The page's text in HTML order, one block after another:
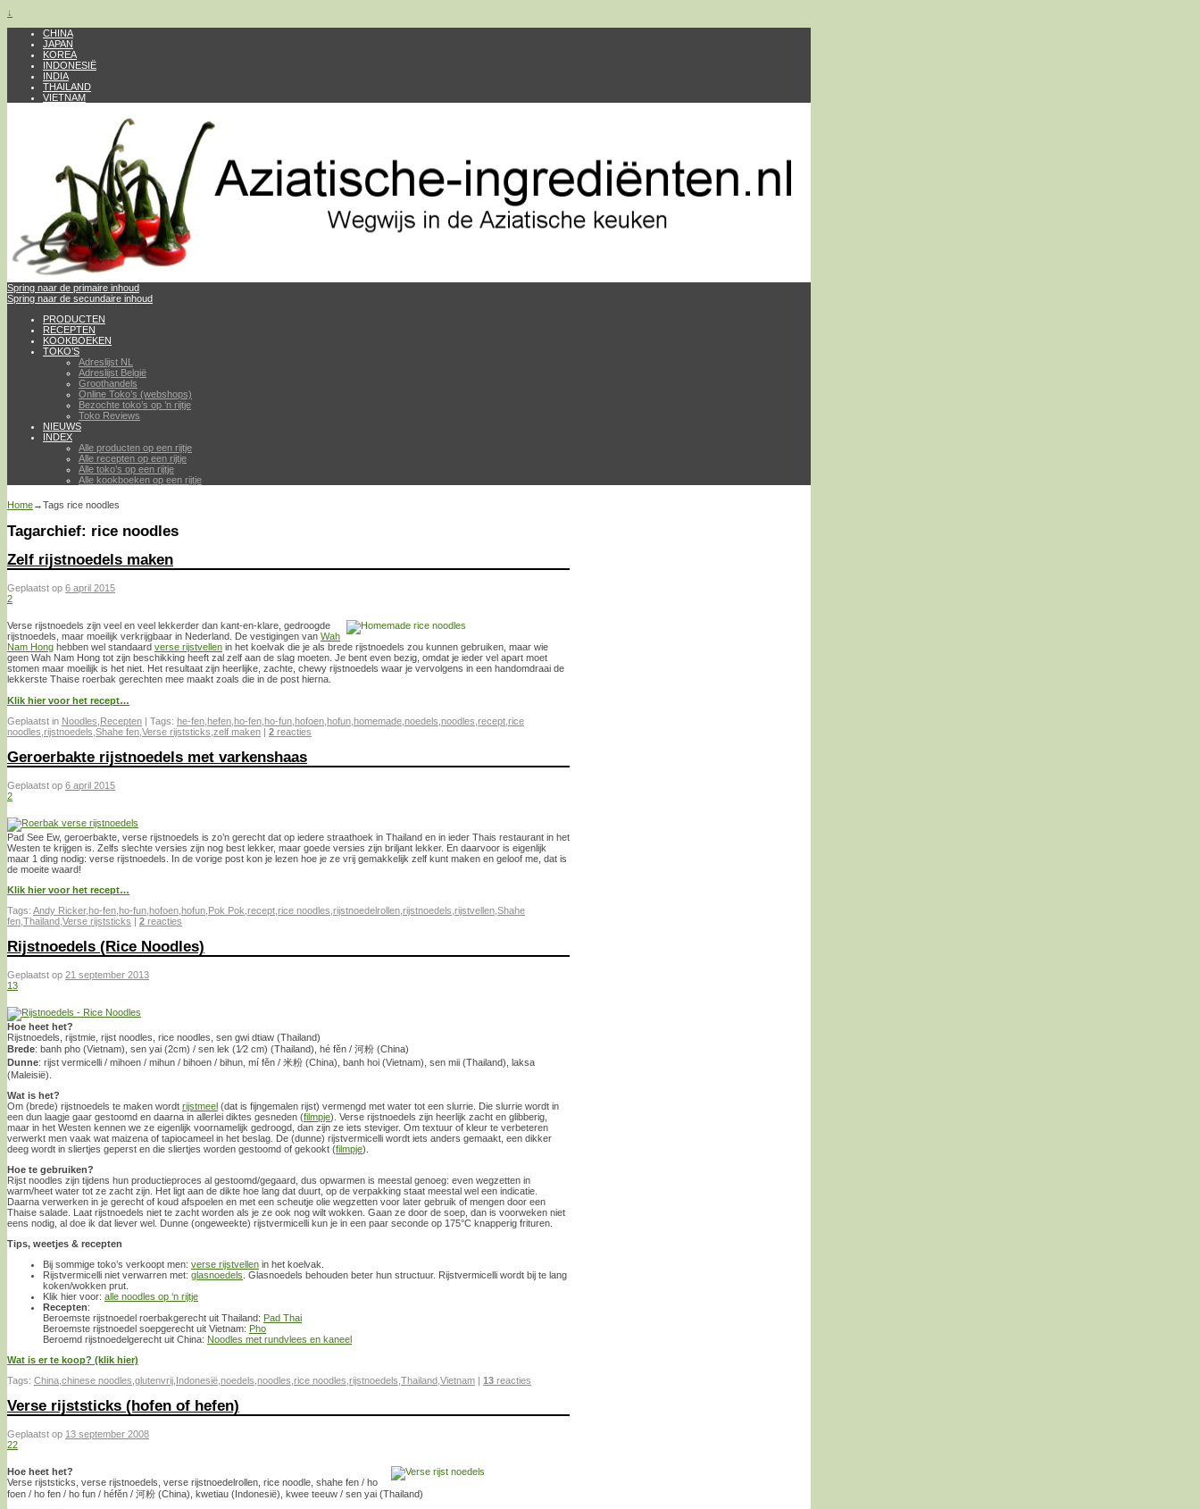
↓
CHINA
JAPAN
KOREA
INDONESIË
INDIA
THAILAND
VIETNAM
Spring naar de primaire inhoud
Spring naar de secundaire inhoud
PRODUCTEN
RECEPTEN
KOOKBOEKEN
TOKO’S
Adreslijst NL
Adreslijst België
Groothandels
Online Toko’s (webshops)
Bezochte toko’s op ’n rijtje
Toko Reviews
NIEUWS
INDEX
Alle producten op een rijtje
Alle recepten op een rijtje
Alle toko’s op een rijtje
Alle kookboeken op een rijtje
Home→Tags rice noodles
Tagarchief: rice noodles
Zelf rijstnoedels maken
Geplaatst op 6 april 2015
2
Verse rijstnoedels zijn veel en veel lekkerder dan kant-en-klare, gedroogde
rijstnoedels, maar moeilijk verkrijgbaar in Nederland. De vestigingen van Wah
Nam Hong hebben wel standaard verse rijstvellen in het koelvak die je als brede rijstnoedels zou kunnen gebruiken, maar wie
geen Wah Nam Hong tot zijn beschikking heeft zal zelf aan de slag moeten. Je bent even bezig, omdat je ieder vel apart moet
stomen maar moeilijk is het niet. Het resultaat zijn heerlijke, zachte, chewy rijstnoedels waar je vervolgens in een handomdraai de
lekkerste Thaise roerbak gerechten mee maakt zoals die in de post hierna.
Klik hier voor het recept…
Geplaatst in Noodles Recepten | Tags: he-fen hefen ho-fen ho-fun hofoen hofun homemade noedels noodles recept rice
noodles rijstnoedels Shahe fen Verse rijststicks zelf maken | 2 reacties
Geroerbakte rijstnoedels met varkenshaas
Geplaatst op 6 april 2015
2
Pad See Ew, geroerbakte, verse rijstnoedels is zo’n gerecht dat op iedere straathoek in Thailand en in ieder Thais restaurant in het
Westen te krijgen is. Zelfs slechte versies zijn nog best lekker, maar goede versies zijn briljant lekker. En daarvoor is eigenlijk
maar 1 ding nodig: verse rijstnoedels. In de vorige post kon je lezen hoe je ze vrij gemakkelijk zelf kunt maken en geloof me, dat is
de moeite waard!
Klik hier voor het recept…
Tags: Andy Ricker,ho-fen ho-fun hofoen hofun Pok Pok recept rice noodles rijstnoedelrollen rijstnoedels rijstvellen Shahe
fen Thailand Verse rijststicks | 2 reacties
Rijstnoedels (Rice Noodles)
Geplaatst op 21 september 2013
13
Hoe heet het?
Rijstnoedels, rijstmie, rijst noodles, rice noodles, sen gwi dtiaw (Thailand)
Brede: banh pho (Vietnam), sen yai (2cm) / sen lek (1⁄2 cm) (Thailand), hé fěn / 河粉 (China)
Dunne: rijst vermicelli / mihoen / mihun / bihoen / bihun, mí fěn / 米粉 (China), banh hoi (Vietnam), sen mii (Thailand), laksa
(Maleisië).
Wat is het?
Om (brede) rijstnoedels te maken wordt rijstmeel (dat is fijngemalen rijst) vermengd met water tot een slurrie. Die slurrie wordt in
een dun laagje gaar gestoomd en daarna in allerlei diktes gesneden (filmpje). Verse rijstnoedels zijn heerlijk zacht en glibberig,
maar in het Westen kennen we ze eigenlijk voornamelijk gedroogd, dan zijn ze iets steviger. Om textuur of kleur te verbeteren
verwerkt men vaak wat maizena of tapiocameel in het beslag. De (dunne) rijstvermicelli wordt iets anders gemaakt, een dikker
deeg wordt in sliertjes geperst en die sliertjes worden gestoomd of gekookt (filmpje).
Hoe te gebruiken?
Rijst noodles zijn tijdens hun productieproces al gestoomd/gegaard, dus opwarmen is meestal genoeg: even wegzetten in
warm/heet water tot ze zacht zijn. Het ligt aan de dikte hoe lang dat duurt, op de verpakking staat meestal wel een indicatie.
Daarna verwerken in je gerecht of koud afspoelen en met een scheutje olie wegzetten voor later gebruik of mengen door een
Thaise salade. Laat rijstnoedels niet te zacht worden als je ze ook nog wilt wokken. Gaan ze door de soep, dan is voorweken niet
eens nodig, al doe ik dat liever wel. Dunne (ongeweekte) rijstvermicelli kun je in een paar seconde op 175°C knapperig frituren.
Tips, weetjes & recepten
Bij sommige toko’s verkoopt men: verse rijstvellen in het koelvak.
Rijstvermicelli niet verwarren met: glasnoedels . Glasnoedels behouden beter hun structuur. Rijstvermicelli wordt bij te lang
koken/wokken prut.
Klik hier voor: alle noodles op ‘n rijtje
Recepten:
Beroemste rijstnoedel roerbakgerecht uit Thailand: Pad Thai
Beroemste rijstnoedel soepgerecht uit Vietnam: Pho
Beroemd rijstnoedelgerecht uit China: Noodles met rundvlees en kaneel
Wat is er te koop? (klik hier)
Tags: China chinese noodles glutenvrij Indonesië noedels noodles rice noodles rijstnoedels Thailand Vietnam | 13 reacties
Verse rijststicks (hofen of hefen)
Geplaatst op 13 september 2008
22
Hoe heet het?
Verse rijststicks, verse rijstnoedels, verse rijstnoedelrollen, rice noodle, shahe fen / ho
foen / ho fen / ho fun / héfěn / 河粉 (China), kwetiau (Indonesië), kwee teeuw / sen yai (Thailand)